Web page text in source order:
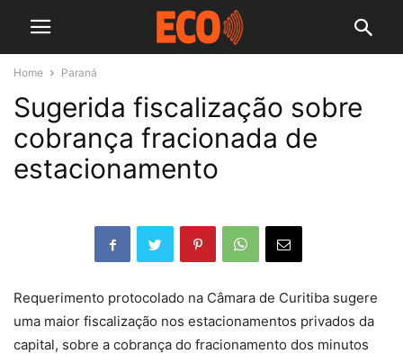
Home Paraná
Sugerida fiscalização sobre
cobrança fracionada de
estacionamento
Requerimento protocolado na Câmara de Curitiba sugere
uma maior fiscalização nos estacionamentos privados da
capital, sobre a cobrança do fracionamento dos minutos